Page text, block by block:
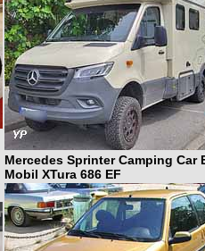
Mercedes Sprinter Camping Car
Mobil XTura 686 EF